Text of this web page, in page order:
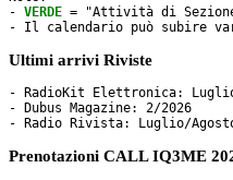
- VERDE = "Attività di
- Il calendario può subire
Ultimi arrivi Riviste
- RadioKit Elettronica:
- Dubus Magazine: 2/2026
Prenotazioni CALL IQ3ME